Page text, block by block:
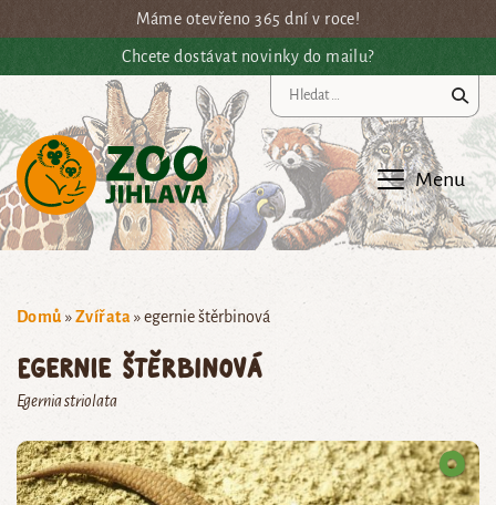
Přejít na hlavní obsahMáme otevřeno 365 dní v roce!
Chcete dostávat novinky do mailu?
Menu
Domů »Zvířata»egernie štěrbinová
egernie štěrbinová
Egernia striolata